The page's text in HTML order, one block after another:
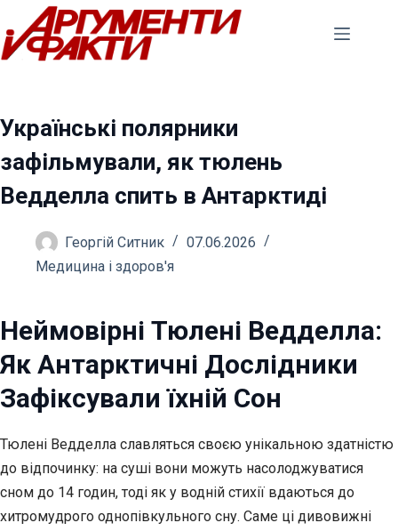
Перейти
до
вмісту
Українські полярники
зафільмували, як тюлень
Ведделла спить в Антарктиді
Георгій Ситник
07.06.2026
Медицина і здоров'я
Неймовірні Тюлені Ведделла:
Як Антарктичні Дослідники
Зафіксували їхній Сон
Тюлені Ведделла славляться своєю унікальною здатністю
до відпочинку: на суші вони можуть насолоджуватися
сном до 14 годин, тоді як у водній стихії вдаються до
хитромудрого однопівкульного сну. Саме ці дивовижні